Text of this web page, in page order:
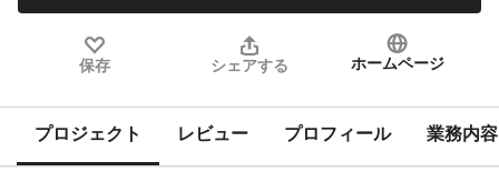
保存 シェアする ホームページ
プロジェクト レビュー プロフィール 業務内容